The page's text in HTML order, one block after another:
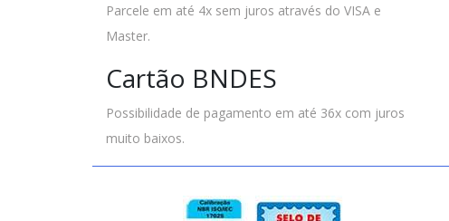
Parcele em até 4x sem juros através do VISA e
Master.
Cartão BNDES
Possibilidade de pagamento em até 36x com juros
muito baixos.